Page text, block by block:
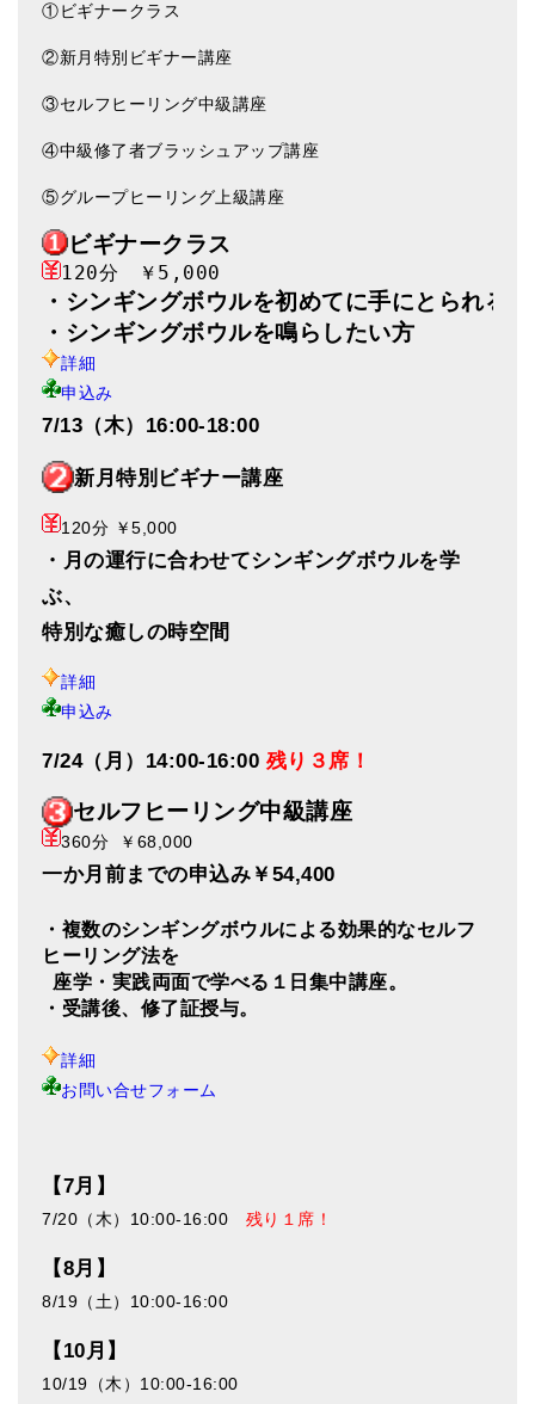
①ビギナークラス
②新月特別ビギナー講座
③セルフヒーリング中級講座
④中級修了者ブラッシュアップ講座
⑤グループヒーリング上級講座
ビギナークラス
・シンギングボウルを初めてに手にとられる方
・シンギングボウルを鳴らしたい方
詳細
申込み
7/13（木）16:00-18:00
新月特別ビギナー講座
120分 ￥5,000
・月の運行に合わせてシンギングボウルを学
ぶ、
特別な癒しの時空間
詳細
申込み
7/24（月）14:00-16:00 残り３席！
セルフヒーリング中級講座
360分 ￥68,000
一か月前までの申込み￥54,400
・複数のシンギングボウルによる効果的なセルフ
ヒーリング法を
座学・実践両面で学べる１日集中講座。
・受講後、修了証授与。
詳細
お問い合せフォーム
【7月】
7/20（木）10:00-16:00 残り１席！
【8月】
8/19（土）10:00-16:00
【10月】
10/19（木）10:00-16:00